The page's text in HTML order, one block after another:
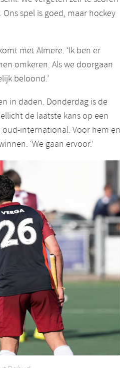
spel is goed, maar hockey
met Almere. ‘Ik ben er
omkeren. Als we doorgaan
beloond.’
in daden. Donderdag is de
de laatste kans op een
international. Voor hem en
‘We gaan ervoor.’